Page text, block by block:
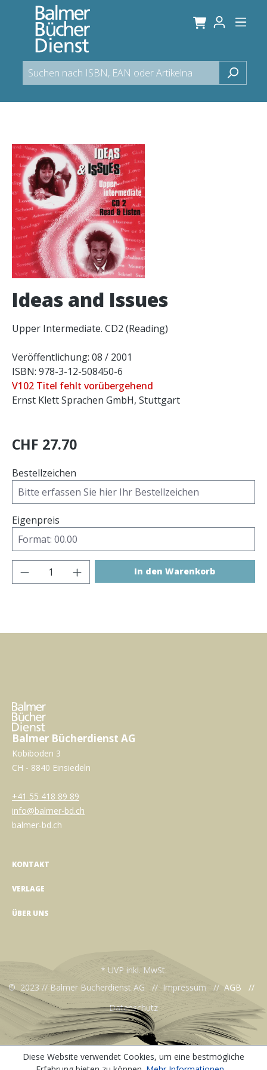
springen
Bildergalerie überspringen
Ideas and Issues
Upper Intermediate. CD2 (Reading)
Veröffentlichung: 08 / 2001
ISBN: 978-3-12-508450-6
V102 Titel fehlt vorübergehend
Ernst Klett Sprachen GmbH, Stuttgart
CHF 27.70
Bestellzeichen
Eigenpreis
Produkt Anzahl: Gib den gewünschten
In den Warenkorb
Balmer Bücherdienst AG
Kobiboden 3
CH - 8840 Einsiedeln
+41 55 418 89 89
info@balmer-bd.ch
balmer-bd.ch
KONTAKT
VERLAGE
ÜBER UNS
* UVP inkl. MwSt.
© 2023 // Balmer Bücherdienst AG // Impressum // AGB //
Datenschutz
Diese Website verwendet Cookies, um eine bestmögliche